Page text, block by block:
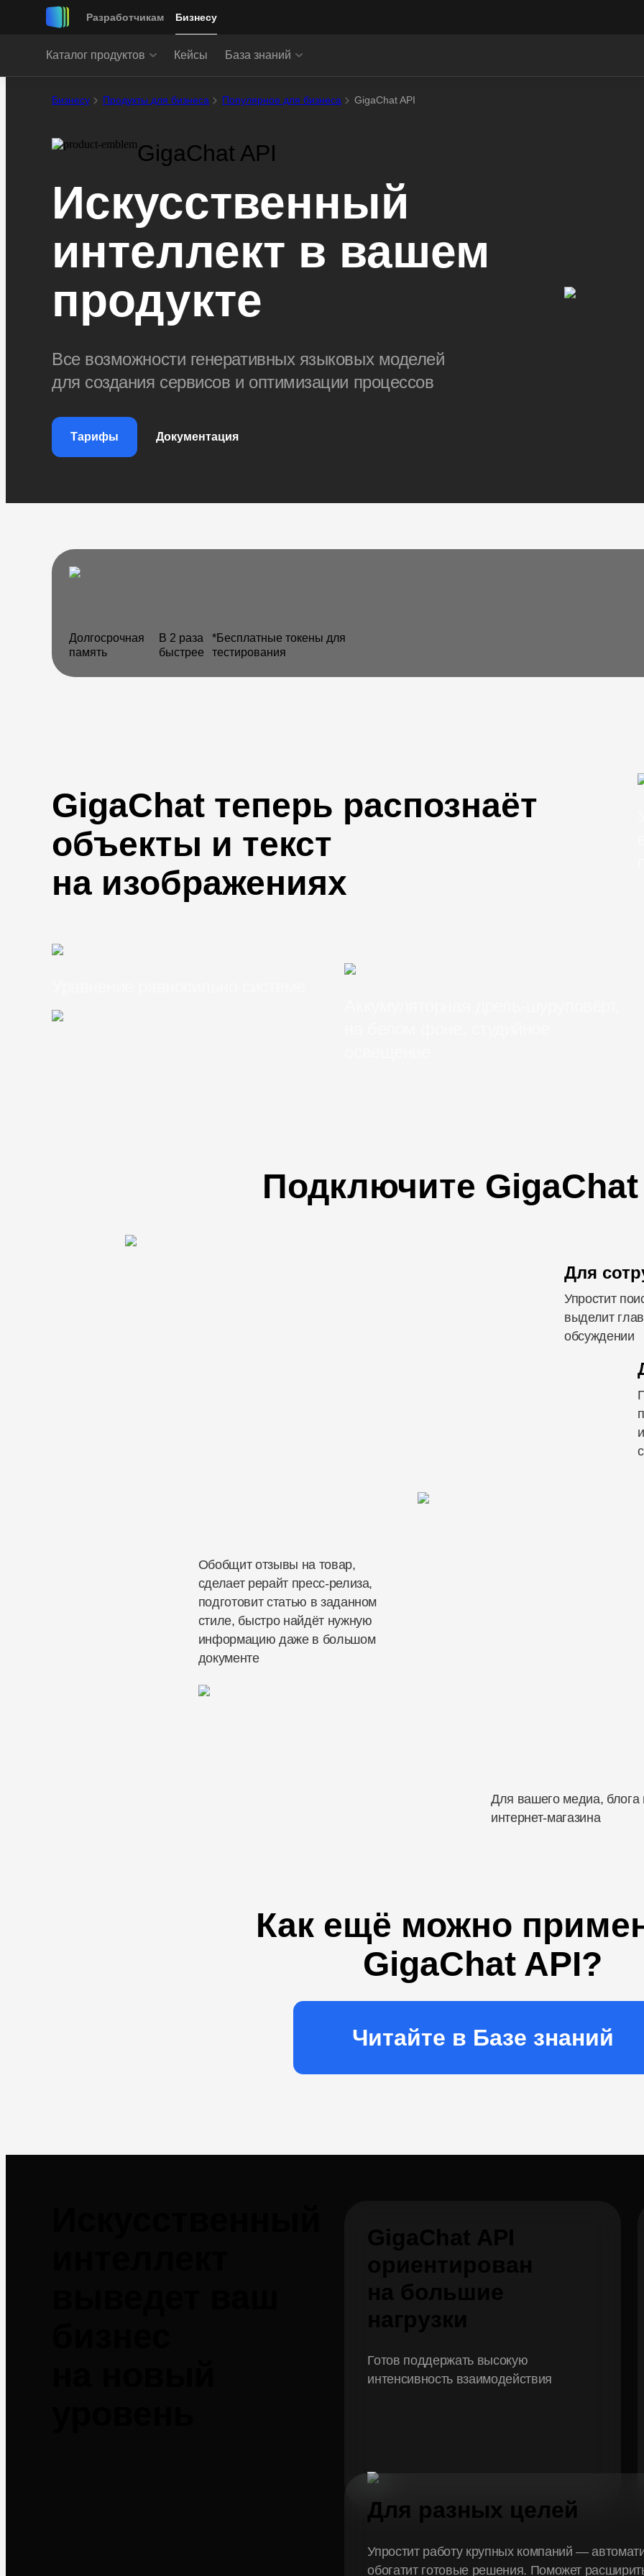
Разработчикам Бизнесу
Каталог продуктов Кейсы База знаний
Бизнесу Продукты для бизнеса Популярное для бизнеса GigaChat API
GigaChat API
Искусственный
интеллект в вашем
продукте
Все возможности генеративных языковых моделей
для создания сервисов и оптимизации процессов
Тарифы Документация
Долгосрочная
память
В 2 раза
быстрее
*Бесплатные токены для
тестирования
GigaChat теперь распознаёт
объекты и текст
на изображениях
Подключите GigaChat
Для
Упростит
выделит
обсуждении
Обобщит отзывы на товар,
сделает рерайт пресс-релиза,
подготовит статью в заданном
стиле, быстро найдёт нужную
информацию даже в большом
документе
Для вашего медиа, блога
интернет-магазина
Как ещё можно
GigaChat API?
Читайте в Базе знаний
Готов поддержать высокую
интенсивность взаимодействия
Для разных целей
Упростит работу крупных компаний —
обогатит готовые решения. Поможет